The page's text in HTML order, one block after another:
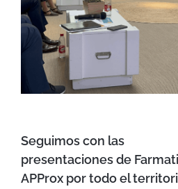
Seguimos con las
presentaciones de
APProx por todo el